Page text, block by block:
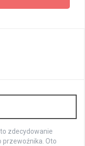
zdecydowanie
Oto